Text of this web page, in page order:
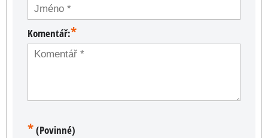
Komentář:*
*(Povinné)